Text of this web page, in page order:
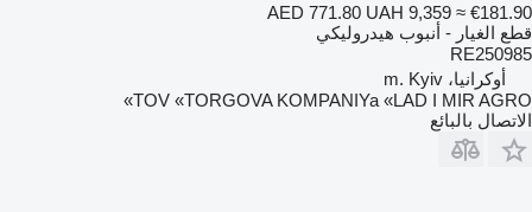
AED 771.80 UAH 9,359 ≈ €181.90
قطع الغيار - أنبوب هيدروليكي
RE250985
أوكرانيا، m. Kyiv
TOV «TORGOVA KOMPANIYa «LAD I MIR AGRO»
الاتصال بالبائع